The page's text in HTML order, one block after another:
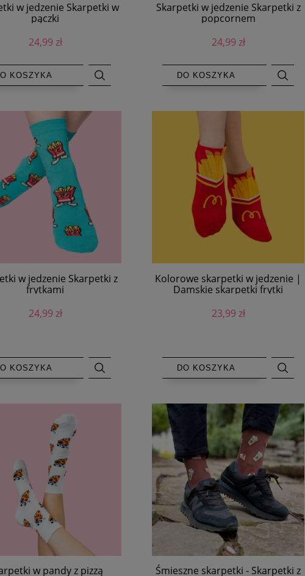
w jedzenie Skarpetki w
pączki
24,99 zł
KOSZYKA
Skarpetki w jedzenie Skarpetki z
popcornem
24,99 zł
DO KOSZYKA
w jedzenie Skarpetki z
frytkami
24,99 zł
KOSZYKA
Kolorowe skarpetki w jedzenie |
Damskie skarpetki frytki
23,99 zł
DO KOSZYKA
w pandy z pizzą
Śmieszne skarpetki - Skarpetki z